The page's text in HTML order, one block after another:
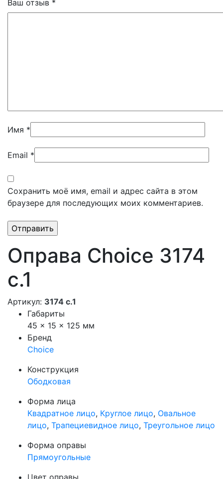
Ваш отзыв *
Имя *
Email *
Сохранить моё имя, email и адрес сайта в этом
браузере для последующих моих комментариев.
Оправа Choice 3174
с.1
Артикул: 3174 с.1
Габариты
45 × 15 × 125 мм
Бренд
Choice
Конструкция
Ободковая
Форма лица
Квадратное лицо, Круглое лицо, Овальное
лицо, Трапециевидное лицо, Треугольное лицо
Форма оправы
Прямоугольные
Цвет оправы